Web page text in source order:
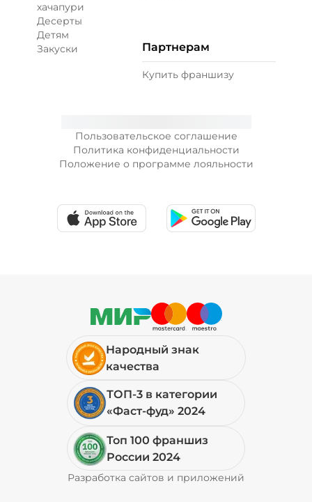
Пользовательское соглашение
Политика конфиденциальности
Положение о программе лояльности
хачапури
Десерты
Детям
Закуски
Партнерам
Купить франшизу
Народный знак
качества
ТОП-3 в категории
«Фаст-фуд» 2024
Топ 100 франшиз
России 2024
Разработка сайтов и приложений
Pyrobyte